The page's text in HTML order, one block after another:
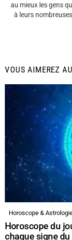
au mieux les gens
à leurs
VOUS AIMEREZ
Horoscope &
Horoscope du
chaque signe